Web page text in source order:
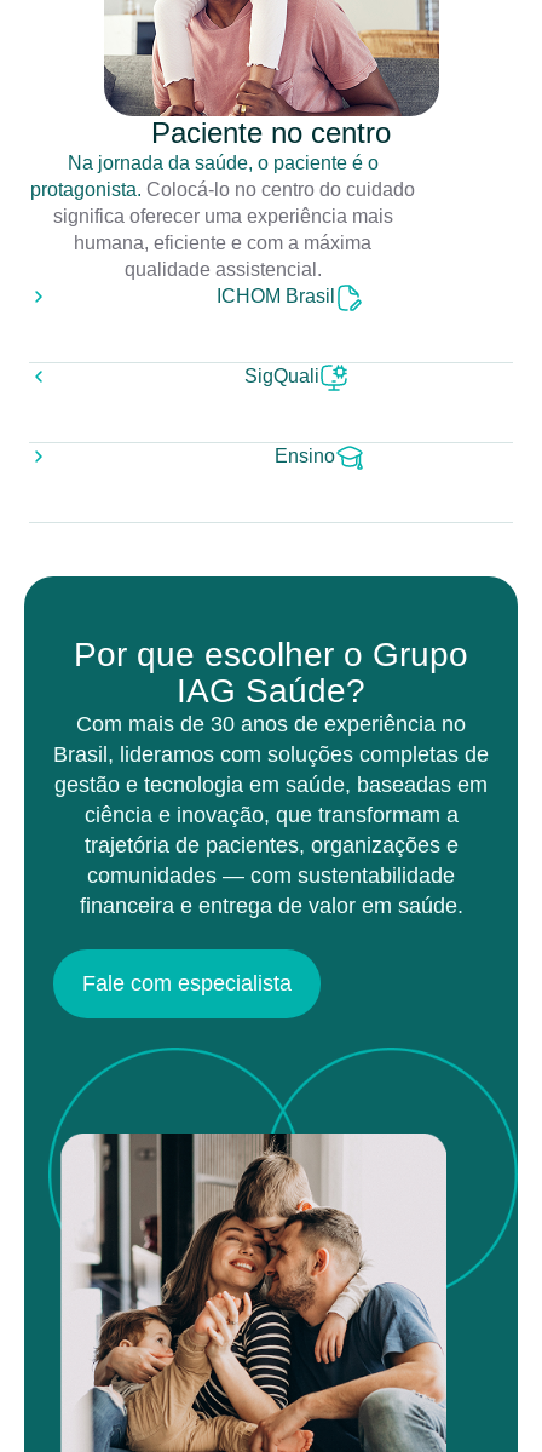
Paciente no centro
Na jornada da saúde, o paciente é o
protagonista. Colocá-lo no centro do cuidado
significa oferecer uma experiência mais
humana, eficiente e com a máxima
qualidade assistencial.
ICHOM Brasil
SigQuali
Ensino
Por que escolher o Grupo
IAG Saúde?
Com mais de 30 anos de experiência no
Brasil, lideramos com soluções completas de
gestão e tecnologia em saúde, baseadas em
ciência e inovação, que transformam a
trajetória de pacientes, organizações e
comunidades — com sustentabilidade
financeira e entrega de valor em saúde.
Fale com especialista